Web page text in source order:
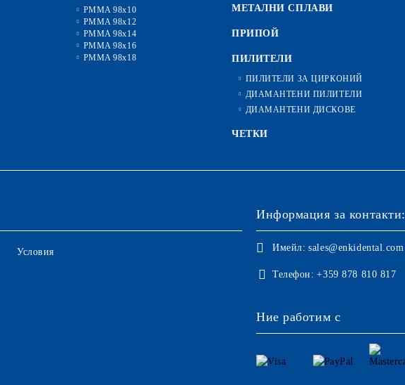
PMMA 98x10
PMMA 98x12
PMMA 98x14
PMMA 98x16
PMMA 98x18
МЕТАЛНИ СПЛАВИ
ПРИПОЙ
ПИЛИТЕЛИ
ПИЛИТЕЛИ ЗА ЦИРКОНИЙ
ДИАМАНТЕНИ ПИЛИТЕЛИ
ДИАМАНТЕНИ ДИСКОВЕ
ЧЕТКИ
Условия
Информация за контакти:
Имейл: sales@enkidental.com
Телефон: +359 878 810 817
Ние работим с